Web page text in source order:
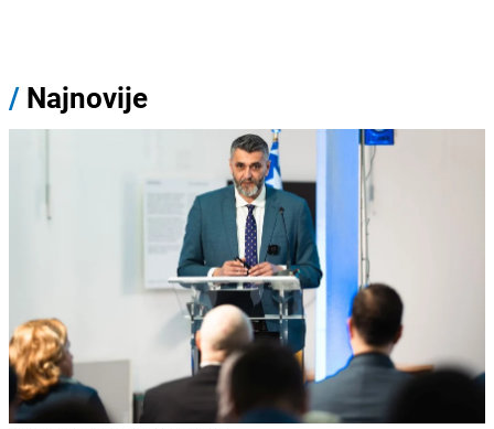
/ Najnovije